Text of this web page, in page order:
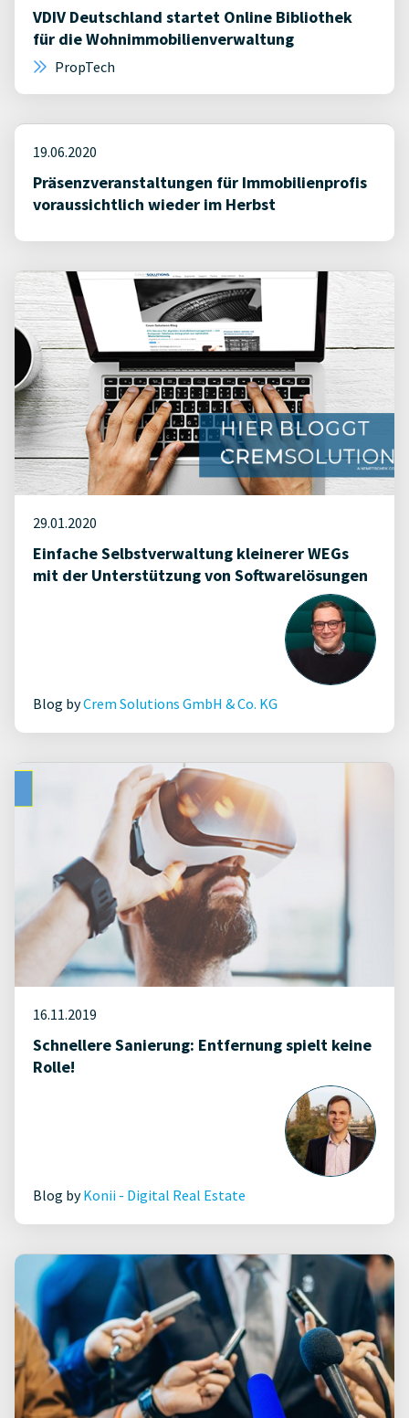
VDIV Deutschland startet Online Bibliothek
für die Wohnimmobilienverwaltung
PropTech
19.06.2020
Präsenzveranstaltungen für Immobilienprofis
voraussichtlich wieder im Herbst
29.01.2020
Einfache Selbstverwaltung kleinerer WEGs
mit der Unterstützung von Softwarelösungen
Blog byCrem Solutions GmbH & Co. KG
16.11.2019
Schnellere Sanierung: Entfernung spielt keine
Rolle!
Blog byKonii - Digital Real Estate